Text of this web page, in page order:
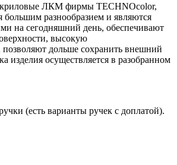
ЛКМ фирмы TECHNOcolor,
большим разнообразием и являются
на сегодняшний день, обеспечивают
высокую
позволяют дольше сохранить внешний
изделия осуществляется в разобранном
(есть варианты ручек с доплатой).